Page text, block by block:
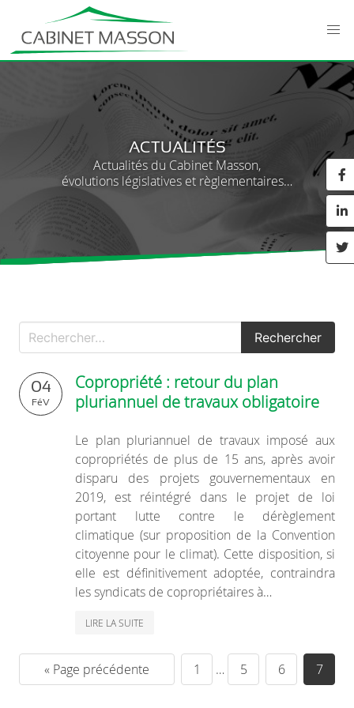
ACTUALITÉS
Actualités du Cabinet Masson,
évolutions législatives et règlementaires…
04
FéV
Copropriété : retour du plan
pluriannuel de travaux obligatoire
Le plan pluriannuel de travaux imposé aux
copropriétés de plus de 15 ans, après avoir
disparu des projets gouvernementaux en
2019, est réintégré dans le projet de loi
portant lutte contre le dérèglement
climatique (sur proposition de la Convention
citoyenne pour le climat). Cette disposition, si
elle est définitivement adoptée, contraindra
les syndicats de copropriétaires à…
LIRE LA SUITE
« Page précédente 1 … 5 6 7